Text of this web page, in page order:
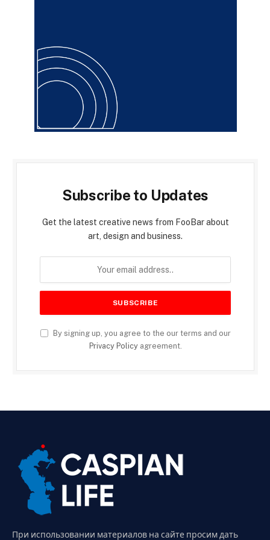
Subscribe to Updates
Get the latest creative news from FooBar about
art, design and business.
By signing up, you agree to the our terms and our
Privacy Policyagreement.
При использовании материалов на сайте просим дать